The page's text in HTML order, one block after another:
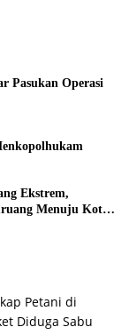
Pasukan Operasi
Ekstrem,
Menuju Koto
Petani di
Diduga Sabu